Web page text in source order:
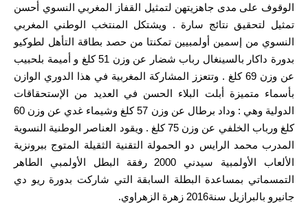
الوقوف على مدى جاهزيتهن لتمثيل القفاز المغربي النسوي أحسن
تمثيل لتحقيق نتائج سارة . ويشتكل المنتخب الوطني المغربي
النسوي من إسمين أولمبيين تمكنتا من حصد بطاقة التأهل لطوكيو
بدورة داكار بالسينغال رباب شضار عن وزن 51 كلغ و أميمة بلحبيب
عن وزن 69 كلغ . وتتعزز المشاركة المغربية في هذا الدوري الوازن
بأسماء متميزة أبلت البلاء الحسن في العديد من الإستحقاقات
الدولية وهي : وداد برطال عن وزن 57 كلغ وشيماء غدي عن وزن 60
كلغ ورباب الخلفي عن وزن 75 كلغ . ويقود العناصر الوطنية النسوية
المدرب محمد الرايس دو الحمولة التقنية الثقيلة المتوج ببرونزية
الألعاب الأولمبية سيدني 2000 رفقة البطل الأولمبي الطاهر
التمسماتي بمساعدة البطلة السابقة التي شاركت بدورة ريو دي
جانيرو بالبرازيل سنة2016 زهرة الزهراوي.